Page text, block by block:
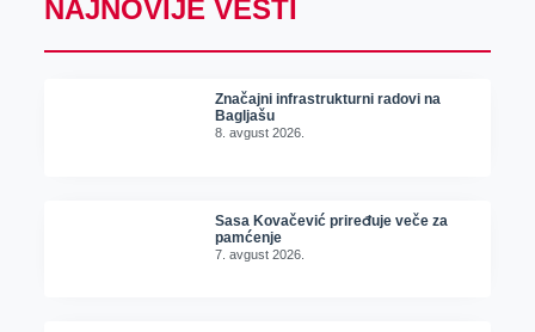
NAJNOVIJE VESTI
Značajni infrastrukturni radovi na
Bagljašu
8. avgust 2026.
Sasa Kovačević priređuje veče za
pamćenje
7. avgust 2026.